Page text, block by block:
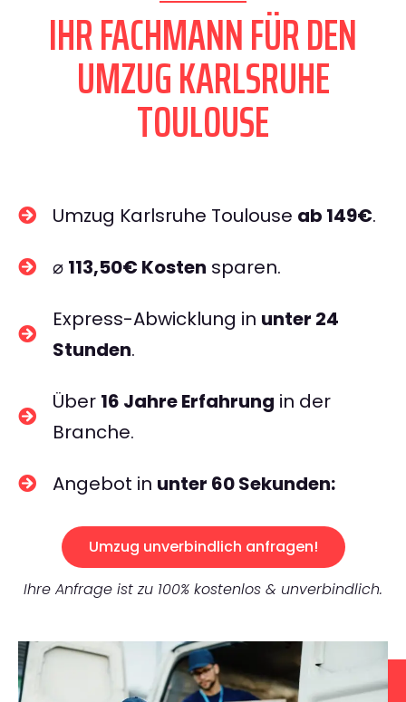
IHR FACHMANN FÜR DEN
UMZUG KARLSRUHE
TOULOUSE
Umzug Karlsruhe Toulouse ab 149€.
⌀ 113,50€ Kosten sparen.
Express-Abwicklung in unter 24
Stunden.
Über 16 Jahre Erfahrung in der
Branche.
Angebot in unter 60 Sekunden:
Umzug unverbindlich anfragen!
Ihre Anfrage ist zu 100% kostenlos & unverbindlich.